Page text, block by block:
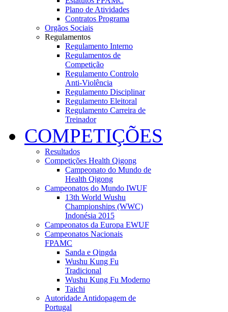
Plano de Atividades
Contratos Programa
Orgãos Sociais
Regulamentos
Regulamento Interno
Regulamentos de
Competição
Regulamento Controlo
Anti-Violência
Regulamento Disciplinar
Regulamento Eleitoral
Regulamento Carreira de
Treinador
COMPETIÇÕES
Resultados
Competições Health Qigong
Campeonato do Mundo de
Health Qigong
Campeonatos do Mundo IWUF
13th World Wushu
Championships (WWC)
Indonésia 2015
Campeonatos da Europa EWUF
Campeonatos Nacionais
FPAMC
Sanda e Qingda
Wushu Kung Fu
Tradicional
Wushu Kung Fu Moderno
Taichi
Autoridade Antidopagem de
Portugal